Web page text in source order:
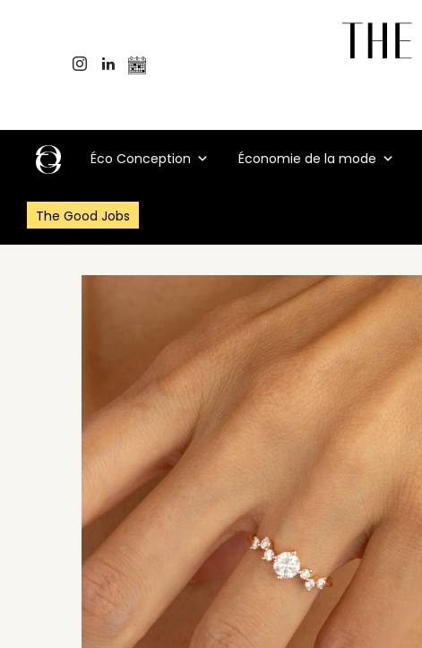
Éco Conception Économie de la mode
The Good Jobs